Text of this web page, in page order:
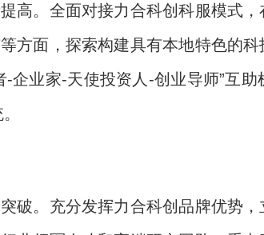
高。全面对接力合科创科服模式
方面，探索构建具有本地特色的
企业家-天使投资人-创业导师”互
系统。
破。充分发挥力合科创品牌优势